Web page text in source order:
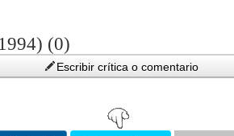
(0)
Escribir crítica o comentario